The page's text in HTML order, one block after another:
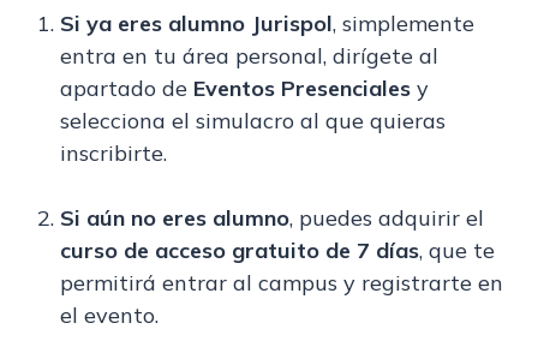
Si ya eres alumno Jurispol, simplemente
entra en tu área personal, dirígete al
apartado de Eventos Presenciales y
selecciona el simulacro al que quieras
inscribirte.
Si aún no eres alumno, puedes adquirir el
curso de acceso gratuito de 7 días, que te
permitirá entrar al campus y registrarte en
el evento.